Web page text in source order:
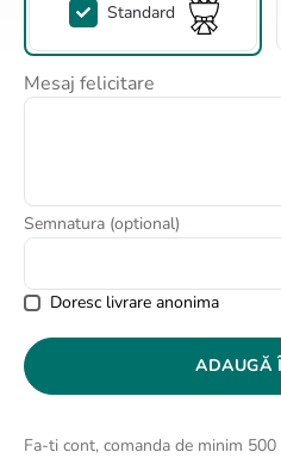
Standard
Mesaj felicitare
Semnatura (optional)
Doresc livrare anonima
ADAUGĂ
Fa-ti cont, comanda de minim
hortensie
7.
buchet crini
8.
buchet trandafiri